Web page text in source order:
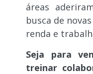
áreas
busca de
renda e
Seja para
treinar